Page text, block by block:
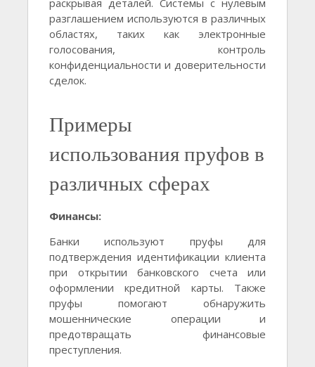
раскрывая деталей. Системы с нулевым
разглашением используются в различных
областях, таких как электронные
голосования, контроль
конфиденциальности и доверительности
сделок.
Примеры
использования пруфов в
различных сферах
Финансы:
Банки используют пруфы для
подтверждения идентификации клиента
при открытии банковского счета или
оформлении кредитной карты. Также
пруфы помогают обнаружить
мошеннические операции и
предотвращать финансовые
преступления.